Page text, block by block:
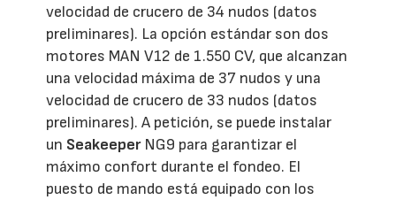
velocidad de crucero de 34 nudos (datos
preliminares). La opción estándar son dos
motores MAN V12 de 1.550 CV, que alcanzan
una velocidad máxima de 37 nudos y una
velocidad de crucero de 33 nudos (datos
preliminares). A petición, se puede instalar
un SeakeeperNG9 para garantizar el
máximo confort durante el fondeo. El
puesto de mando está equipado con los